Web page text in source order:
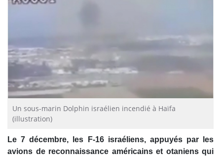
Un sous-marin Dolphin israélien incendié à Haïfa
(illustration)
Le 7 décembre, les F-16 israéliens, appuyés par les
avions de reconnaissance américains et otaniens qui